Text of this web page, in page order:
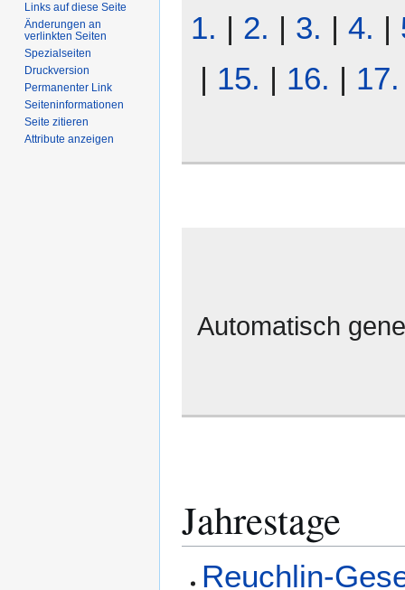
1. | 2. | 3. | 4. |
| 15. | 16. | 17.
Automatisch
Jahrestage
Reuchlin-
Links auf diese Seite
Änderungen an
verlinkten Seiten
Spezialseiten
Druckversion
Permanenter Link
Seiten­­informationen
Seite zitieren
Attribute anzeigen